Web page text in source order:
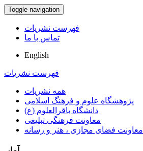
Toggle navigation
فهرست نشریات
تماس با ما
English
فهرست نشریات
همه نشریات
پژوهشگاه علوم و فرهنگ اسلامی
دانشگاه باقرالعلوم (ع)
معاونت فرهنگی تبلیغی
معاونت فضای مجازی ، هنر و رسانه